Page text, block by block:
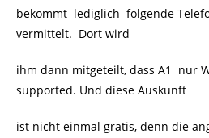
bekommt lediglich folgende
vermittelt. Dort wird
ihm dann mitgeteilt, dass A1 nur
supported. Und diese Auskunft
ist nicht einmal gratis, denn die